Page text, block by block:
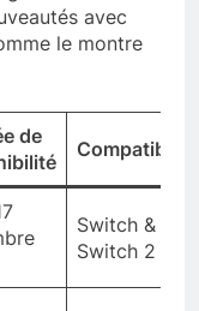
avec
le montre
de
Compatibilité
Switch &
Switch 2